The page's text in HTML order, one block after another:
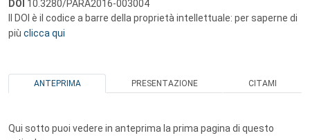
DOI 10.3280/PARA2016-003004
Il DOI è il codice a barre della proprietà intellettuale: per saperne di
più clicca qui
ANTEPRIMA PRESENTAZIONE CITAMI
Qui sotto puoi vedere in anteprima la prima pagina di questo